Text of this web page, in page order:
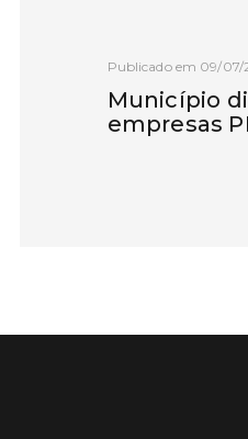
Publicado em 09/07/
Município
empresas